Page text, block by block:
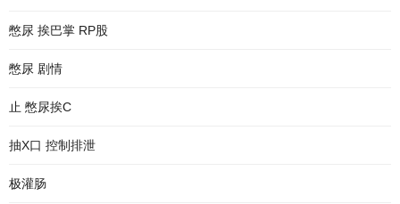
憋尿 挨巴掌 RP股
憋尿 剧情
止 憋尿挨C
抽X口 控制排泄
极灌肠